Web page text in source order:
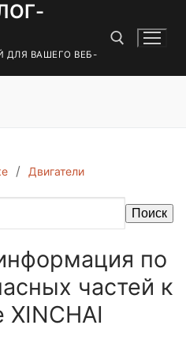
ДЛЯ ВАШЕГО ВЕБ-
Двигатели
Поиск
по
частей к
XINCHAI